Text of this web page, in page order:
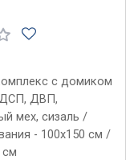
с домиком
ДСП, ДВП,
мех, сизаль /
- 100х150 см /
см